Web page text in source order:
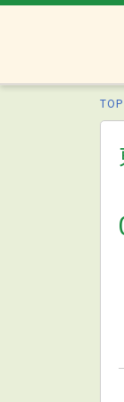
TOP